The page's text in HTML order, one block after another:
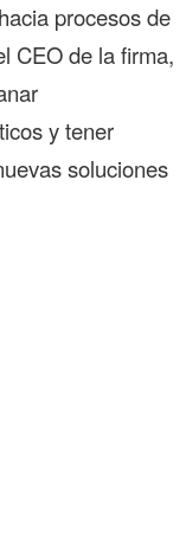
procesos de
CEO de la firma,
y tener
soluciones